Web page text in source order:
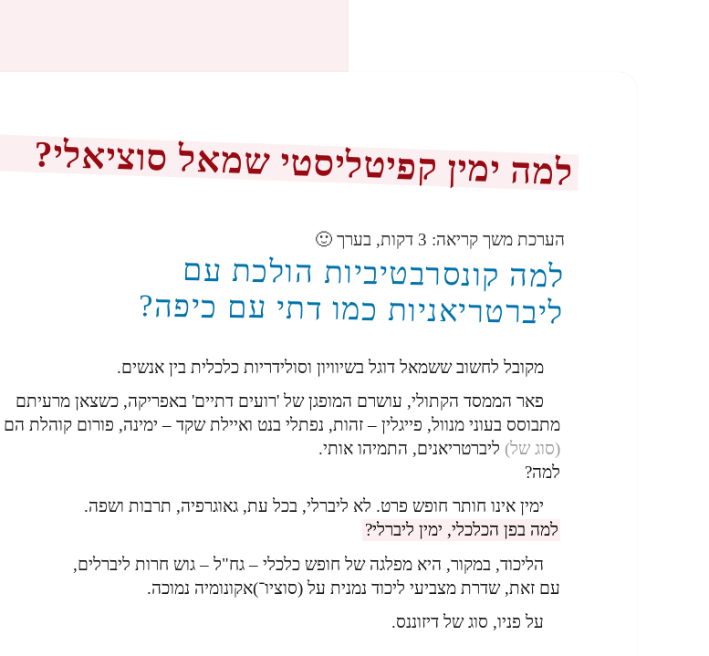
למה ימין קפיטליסטי שמאל סוציאלי?
הערכת משך קריאה: 3 דקות, בערך 🙂
למה קונסרבטיביות הולכת עם
ליברטריאניות כמו דתי עם כיפה?
מקובל לחשוב ששמאל דוגל בשיוויון וסולידריות כלכלית בין אנשים.
פאר הממסד הקתולי, עושרם המופגן של 'רועים דתיים' באפריקה, כשצאן מרעיתם
מתבוסס בעוני מנוול, פייגלין – זהות, נפתלי בנט ואיילת שקד – ימינה, פורום קוהלת הם
(סוג של) ליברטריאנים, התמיהו אותי.
למה?
ימין אינו חותר חופש פרט. לא ליברלי, בכל עת, גאוגרפיה, תרבות ושפה.
למה בפן הכלכלי, ימין ליברלי?
הליכוד, במקור, היא מפלגה של חופש כלכלי – גח"ל – גוש חרות ליברלים,
עם זאת, שדרת מצביעי ליכוד נמנית על (סוציו־)אקונומיה נמוכה.
על פניו, סוג של דיזוננס.